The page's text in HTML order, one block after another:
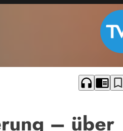
headphones chrome_reader_mode bookmark_border
– über